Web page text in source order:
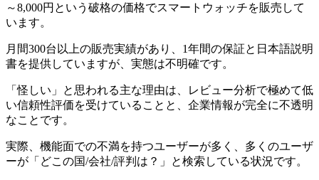
～8,000円という破格の価格でスマートウォッチを販売して
います。
月間300台以上の販売実績があり、1年間の保証と日本語説明
書を提供していますが、実態は不明確です。
「怪しい」と思われる主な理由は、レビュー分析で極めて低
い信頼性評価を受けていることと、企業情報が完全に不透明
なことです。
実際、機能面での不満を持つユーザーが多く、多くのユーザ
ーが「どこの国/会社/評判は？」と検索している状況です。